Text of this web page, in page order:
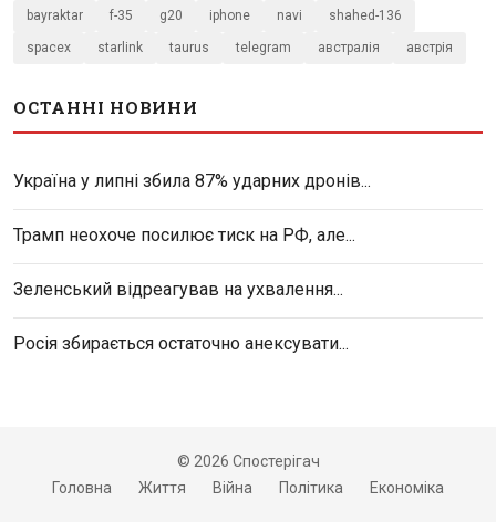
bayraktar f-35 g20 iphone navi shahed-136
spacex starlink taurus telegram австралія австрія
ОСТАННІ НОВИНИ
Україна у липні збила 87% ударних дронів...
Трамп неохоче посилює тиск на РФ, але...
Зеленський відреагував на ухвалення...
Росія збирається остаточно анексувати...
© 2026 Спостерігач
Головна
Життя Війна Політика Економіка